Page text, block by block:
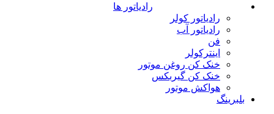
رادیاتور ها
رادیاتور کولر
رادیاتور آب
فن
اینترکولر
خنک کن روغن موتور
خنک کن گیربکس
هواکش موتور
بلبرینگ